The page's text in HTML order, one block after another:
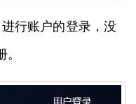
行账户的登录，没